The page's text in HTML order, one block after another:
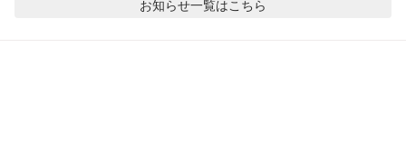
お知らせ一覧はこちら